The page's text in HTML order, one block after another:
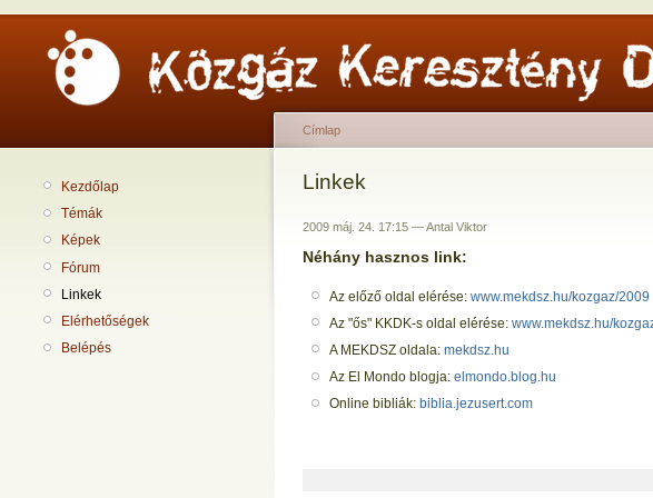
Kezdőlap
Témák
Képek
Fórum
Linkek
Elérhetőségek
Belépés
Címlap
Linkek
2009 máj. 24. 17:15 — Antal Viktor
Néhány hasznos link:
Az előző oldal elérése: www.mekdsz.hu/kozgaz/2009
Az "ős" KKDK-s oldal elérése: www.mekdsz.hu/
A MEKDSZ oldala: mekdsz.hu
Az El Mondo blogja: elmondo.blog.hu
Online bibliák: biblia.jezusert.com